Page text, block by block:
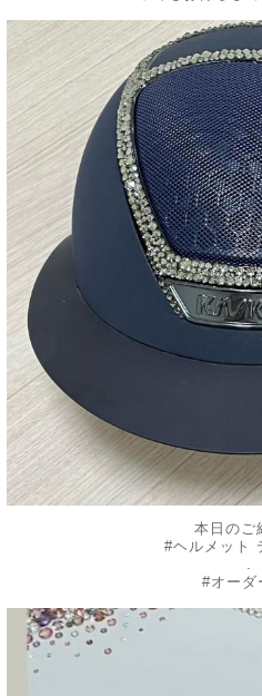
decojewelrymahalo
10月 20
本日のご
#ヘルメット
#オーダ
decojewelrymahalo
10月 16